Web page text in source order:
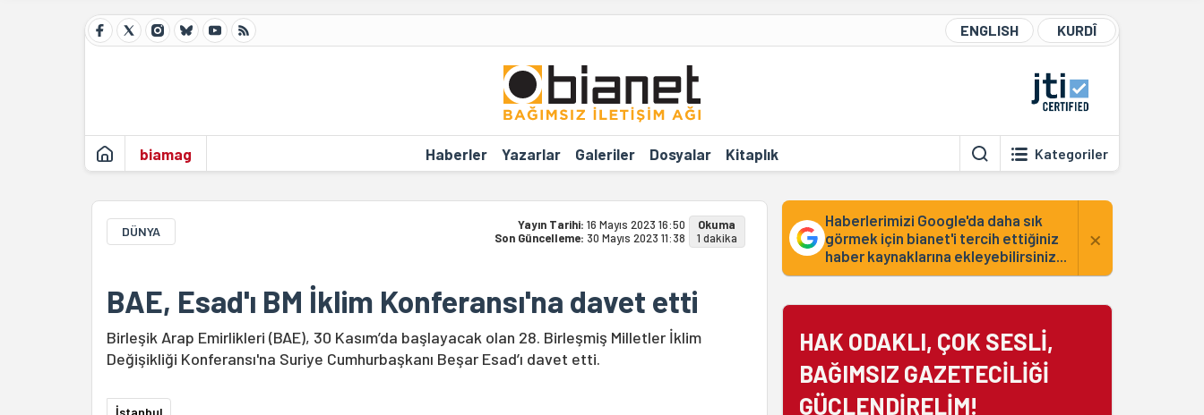
ENGLISH KURDÎ
biamag Haberler Yazarlar Galeriler Dosyalar Kitaplık Kategoriler
DÜNYA Yayın Tarihi: 16 Mayıs 2023 16:50
Son Güncelleme: 30 Mayıs 2023 11:38
Okuma
1 dakika
BAE, Esad'ı BM İklim Konferansı'na davet etti
Birleşik Arap Emirlikleri (BAE), 30 Kasım’da başlayacak olan 28. Birleşmiş Milletler İklim
Değişikliği Konferansı'na Suriye Cumhurbaşkanı Beşar Esad’ı davet etti.
İstanbul
Haberlerimizi Google'da daha sık
görmek için bianet'i tercih ettiğiniz
haber kaynaklarına ekleyebilirsiniz...
×
HAK ODAKLI, ÇOK SESLİ,
BAĞIMSIZ GAZETECİLİĞİ
GÜÇLENDİRELİM!